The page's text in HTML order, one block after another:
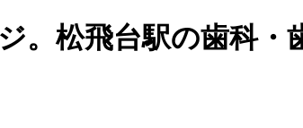
。松飛台駅の歯科・